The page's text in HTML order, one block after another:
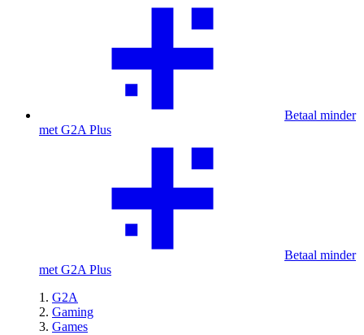
Betaal minder
met G2A Plus
Betaal minder
met G2A Plus
G2A
Gaming
Games